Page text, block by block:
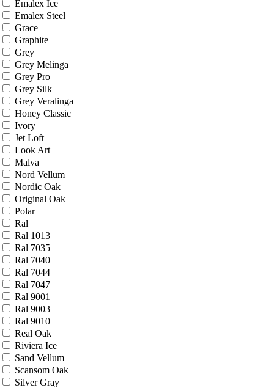
Bianco Classic
Bianco Melinga
Bianco Veralinga
Brun Oak
Cappuccino
Cappuccino Melinga
Cappuccino Veralinga
Casablanca
Cotton
Cream
Cream Melinga
Cream Pro
Cream Silk
Emalex Ice
Emalex Steel